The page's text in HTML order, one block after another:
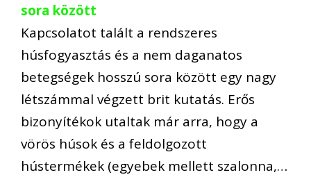
sora között
Kapcsolatot talált a rendszeres
húsfogyasztás és a nem daganatos
betegségek hosszú sora között egy nagy
létszámmal végzett brit kutatás. Erős
bizonyítékok utaltak már arra, hogy a
vörös húsok és a feldolgozott
hústermékek (egyebek mellett szalonna,…